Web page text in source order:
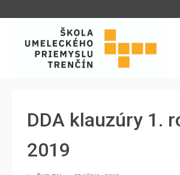
DDA klauzúry 1.
2019